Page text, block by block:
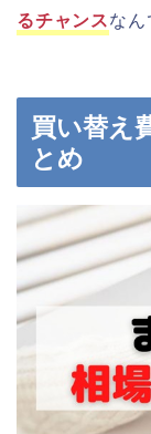
るチャンスなん
買い替え
とめ